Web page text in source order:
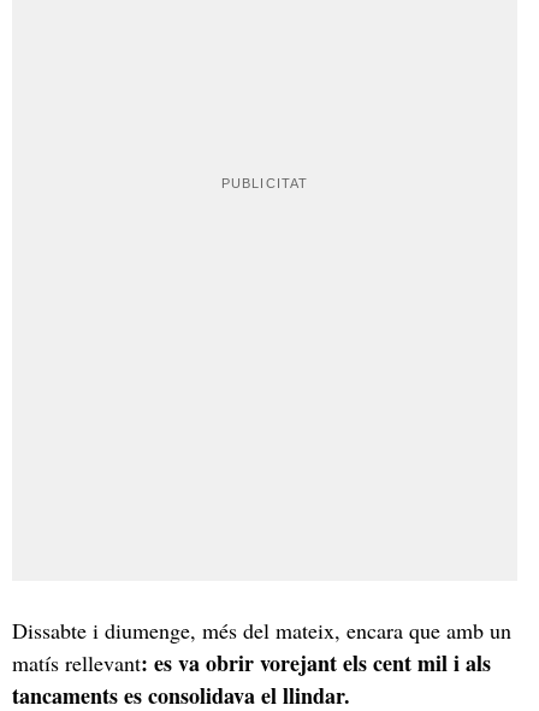
Dissabte i diumenge, més del mateix, encara que amb un
matís rellevant: es va obrir vorejant els cent mil i als
tancaments es consolidava el llindar.